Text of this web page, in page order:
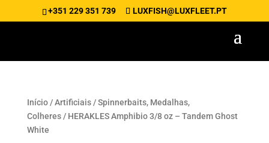
+351 229 351 739 LUXFISH@LUXFLEET.PT
Início/Artificiais/Spinnerbaits, Medalhas,
Colheres/ HERAKLES Amphibio 3/8 oz – Tandem Ghost
White